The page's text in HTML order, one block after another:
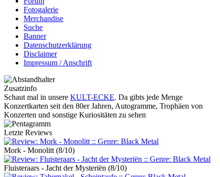
Fotogalerie
Merchandise
Suche
Banner
Datenschutzerklärung
Disclaimer
Impressum / Anschrift
Zusatzinfo
Schaut mal in unsere KULT-ECKE. Da gibts jede Menge
Konzertkarten seit den 80er Jahren, Autogramme, Trophäen von
Konzerten und sonstige Kuriositäten zu sehen
Letzte Reviews
Mork - Monolitt (8/10)
Fluisteraars - Jacht der Mysteriën (8/10)